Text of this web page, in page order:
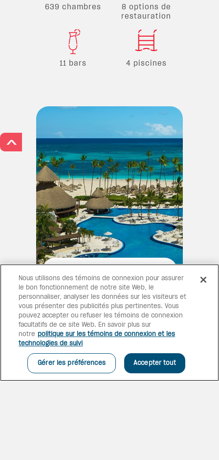
639 chambres
8 options de
restauration
11 bars 4 piscines
Le SecretsMDRoyal Beach est
idéalement situé sur la plage
blanche pittoresque de Bávaro,
sur la côte est de la République
dominicaine. C’est l’endroit
idéal pour une escapade
romantique.
Nous utilisons des témoins de connexion pour assurer
le bon fonctionnement de notre site Web, le
personnaliser, analyser les données sur les visiteurs et
vous présenter des publicités plus pertinentes. Vous
pouvez accepter ou refuser les témoins de connexion
facultatifs de ce site Web. En savoir plus sur
notre politique sur les témoins de connexion et les
technologies de suivi
Gérer les préférences Accepter tout